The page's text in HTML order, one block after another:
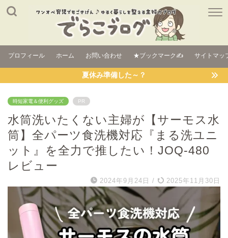
プロフィール ホーム お問い合わせ ★ブックマーク✍ サイトマッ
夏休み準備した～？
時短家電＆便利グッズ PR
水筒洗いたくない主婦が【サーモス水
筒】全パーツ食洗機対応『まる洗ユニ
ット』を全力で推したい！JOQ-480
レビュー
2024年9月24日 / 2025年11月30日